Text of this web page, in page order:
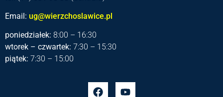
Email: ug@wierzchoslawice.pl
poniedziałek: 8:00 – 16:30
wtorek – czwartek: 7:30 – 15:30
piątek: 7:30 – 15:00